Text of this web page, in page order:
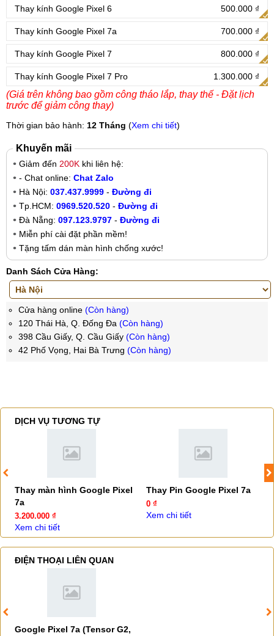
Thay kính Google Pixel 6 500.000 ₫
Thay kính Google Pixel 7a 700.000 ₫
Thay kính Google Pixel 7 800.000 ₫
Thay kính Google Pixel 7 Pro 1.300.000 ₫
(Giá trên không bao gồm công tháo lắp, thay thế - Đặt lịch
trước để giảm công thay)
Thời gian bảo hành: 12 Tháng (Xem chi tiết)
Khuyến mãi
Giảm đến 200K khi liên hệ:
- Chat online: Chat Zalo
Hà Nội: 037.437.9999 - Đường đi
Tp.HCM: 0969.520.520 - Đường đi
Đà Nẵng: 097.123.9797 - Đường đi
Miễn phí cài đặt phần mềm!
Tặng tấm dán màn hình chống xước!
Danh Sách Cửa Hàng:
Cửa hàng online (Còn hàng)
120 Thái Hà, Q. Đống Đa (Còn hàng)
398 Cầu Giấy, Q. Cầu Giấy (Còn hàng)
42 Phố Vọng, Hai Bà Trưng (Còn hàng)
DỊCH VỤ TƯƠNG TỰ
Thay màn hình Google Pixel
7a
3.200.000 ₫
Xem chi tiết
Thay Pin Google Pixel 7a
0 ₫
Xem chi tiết
ĐIỆN THOẠI LIÊN QUAN
Google Pixel 7a (Tensor G2,